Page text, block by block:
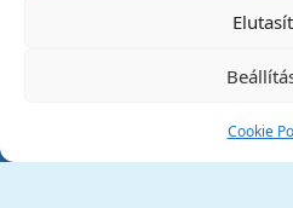
Cookie
Tata Város